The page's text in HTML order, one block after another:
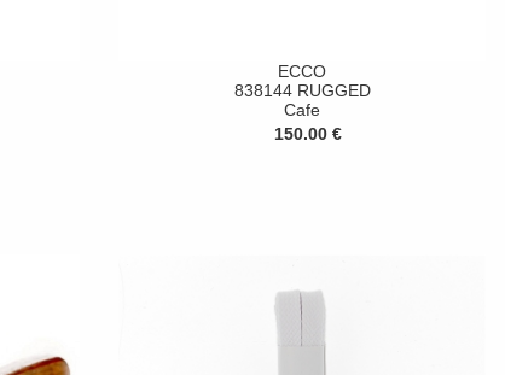
ECCO
838144 RUGGED
Cafe
150.00 €